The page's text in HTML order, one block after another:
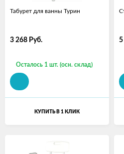
Табурет для ванны Турин
3 268 Руб.
Осталось 1 шт. (осн. склад)
КУПИТЬ В 1 КЛИК
5